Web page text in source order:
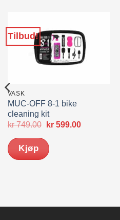
Tilbud!
VASK
MUC-OFF 8-1 bike
cleaning kit
kr749.00
Opprinnelig
var:
kr 749.00.
kr599.00Nåværende
Kjøp